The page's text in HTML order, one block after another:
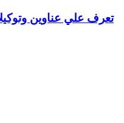
تعرف علي عناوين